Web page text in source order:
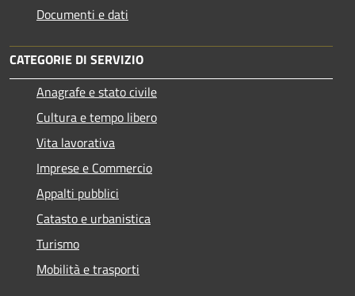
Documenti e dati
CATEGORIE DI SERVIZIO
Anagrafe e stato civile
Cultura e tempo libero
Vita lavorativa
Imprese e Commercio
Appalti pubblici
Catasto e urbanistica
Turismo
Mobilità e trasporti